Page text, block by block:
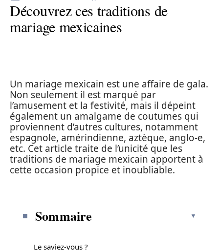
Découvrez ces traditions de
mariage mexicaines
Un mariage mexicain est une affaire de gala.
Non seulement il est marqué par
l’amusement et la festivité, mais il dépeint
également un amalgame de coutumes qui
proviennent d’autres cultures, notamment
espagnole, amérindienne, aztèque, anglo-e,
etc. Cet article traite de l’unicité que les
traditions de mariage mexicain apportent à
cette occasion propice et inoubliable.
Sommaire
Le saviez-vous ?